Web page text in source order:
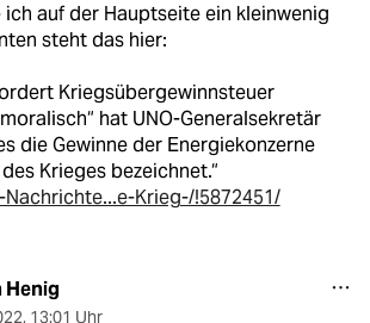
auf der Hauptseite ein kleinwenig
steht das hier:
Kriegsübergewinnsteuer
hat UNO-Generalsekretär
die Gewinne der Energiekonzerne
Krieges bezeichnet.“
Krieg-/!5872451/
Henig
, 13:01 Uhr